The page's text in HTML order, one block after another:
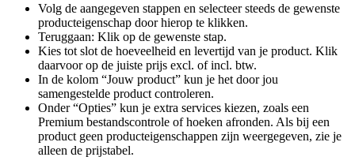
Volg de aangegeven stappen en selecteer steeds de gewenste
producteigenschap door hierop te klikken.
Teruggaan: Klik op de gewenste stap.
Kies tot slot de hoeveelheid en levertijd van je product. Klik
daarvoor op de juiste prijs excl. of incl. btw.
In de kolom “Jouw product” kun je het door jou
samengestelde product controleren.
Onder “Opties” kun je extra services kiezen, zoals een
Premium bestandscontrole of hoeken afronden. Als bij een
product geen producteigenschappen zijn weergegeven, zie je
alleen de prijstabel.